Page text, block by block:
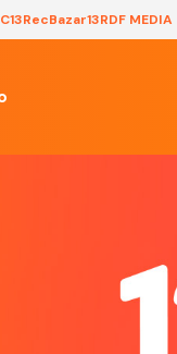
13RecBazar13RDF MEDIA